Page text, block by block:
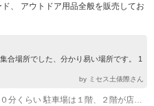
、 アウトドア用品全般を販売してお
合場所でした、分かり易い場所です。 1
by ミセス土俵際さん